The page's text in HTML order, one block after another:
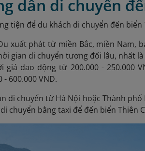
dẫn di chuyển
tiện để du khách di chuyển đến
xuất phát từ miền Bắc, miền Nam,
gian di chuyển tương đối lâu, nhất
giá dao động từ 200.000 - 250.000
- 600.000 VND.
di chuyển từ Hà Nội hoặc Thành phố
chuyển bằng taxi để đến biển Thiên